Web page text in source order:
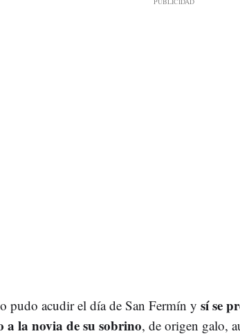
pudo acudir el día de San Fermín y sí se
la novia de su sobrino, de origen galo,